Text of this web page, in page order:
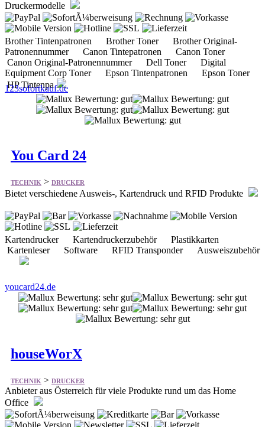
Druckermodelle
Brother Tintenpatronen Brother Toner Brother Original-
Patronennummer Canon Tintepatronen Canon Toner
Canon Original-Patronennummer Dell Toner Digital
Equipment Corp Toner Epson Tintenpatronen Epson Toner
HP Tintenpa
123sofortkauf.de
You Card 24
TECHNIK > DRUCKER
Bietet verschiedene Ausweis-, Kartendruck und RFID Produkte
Kartendrucker Kartendruckerzubehör Plastikkarten
Kartenleser Software RFID Transponder Ausweiszubehör
youcard24.de
houseWorX
TECHNIK > DRUCKER
Anbieter aus Österreich für viele Produkte rund um das Home
Office